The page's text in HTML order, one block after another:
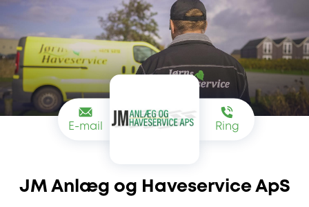
E-mail Ring
JM Anlæg og Haveservice ApS